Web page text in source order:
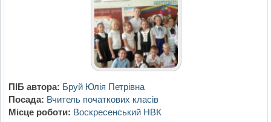
ПІБ автора: Бруй Юлія Петрівна
Посада: Вчитель початкових класів
Місце роботи: Воскресенський НВК